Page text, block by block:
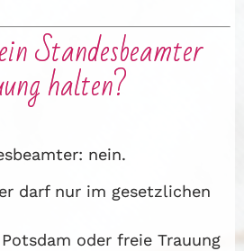
Standesbeamter
halten?
nein.
darf nur im gesetzlichen
oder freie Trauung